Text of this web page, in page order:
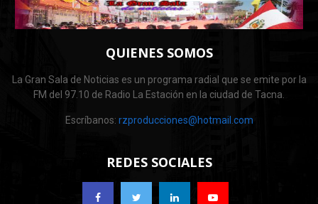
QUIENES SOMOS
La Gran Sala de Noticias es un programa radial que se emite por la
FM del 97.10 de Radio La Estación en la ciudad de Tacna.
Escríbanos: rzproducciones@hotmail.com
REDES SOCIALES